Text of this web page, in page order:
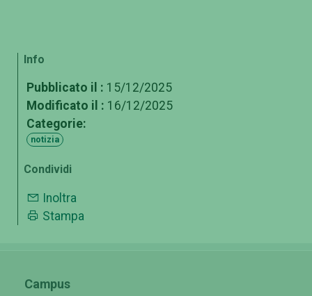
Info
Pubblicato il : 15/12/2025
Modificato il : 16/12/2025
Categorie:
notizia
Condividi
Inoltra
Stampa
Campus